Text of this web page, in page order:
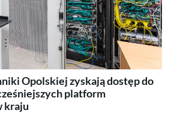
Opolskiej zyskają dostęp do
platform
kraju